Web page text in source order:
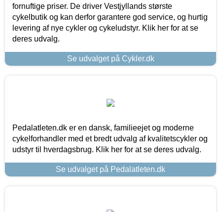
fornuftige priser. De driver Vestjyllands største
cykelbutik og kan derfor garantere god service, og hurtig
levering af nye cykler og cykeludstyr. Klik her for at se
deres udvalg.
Se udvalget på Cykler.dk
Pedalatleten.dk er en dansk, familieejet og moderne
cykelforhandler med et bredt udvalg af kvalitetscykler og
udstyr til hverdagsbrug. Klik her for at se deres udvalg.
Se udvalget på Pedalatleten.dk